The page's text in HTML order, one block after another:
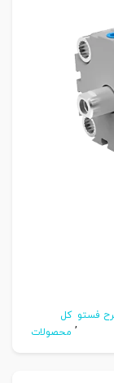
فستو,کل
محصولات